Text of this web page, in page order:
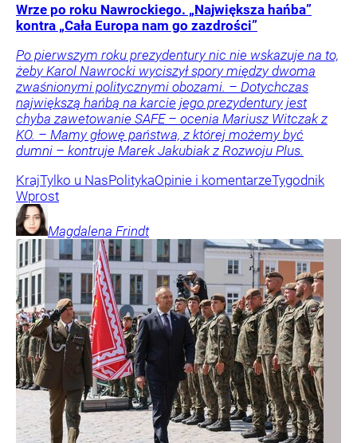
Wrze po roku Nawrockiego. „Największa hańba”
kontra „Cała Europa nam go zazdrości”
Po pierwszym roku prezydentury nic nie wskazuje na to,
żeby Karol Nawrocki wyciszył spory między dwoma
zwaśnionymi politycznymi obozami. – Dotychczas
największą hańbą na karcie jego prezydentury jest
chyba zawetowanie SAFE – ocenia Mariusz Witczak z
KO. – Mamy głowę państwa, z której możemy być
dumni – kontruje Marek Jakubiak z Rozwoju Plus.
KrajTylko u NasPolitykaOpinie i komentarzeTygodnik
Wprost
Magdalena Frindt